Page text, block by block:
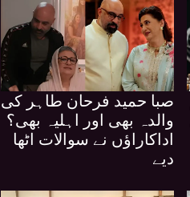
صبا حمید فرحان طاہر کی
والدہ بھی اور اہلیہ بھی؟
اداکاراؤں نے سوالات اٹھا
دیے